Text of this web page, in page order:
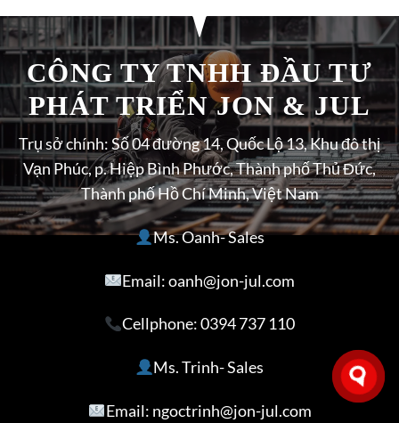
CÔNG TY TNHH ĐẦU TƯ
PHÁT TRIỂN JON & JUL
Trụ sở chính: Số 04 đường 14, Quốc Lộ 13, Khu đô thị
Vạn Phúc, p. Hiệp Bình Phước, Thành phố Thủ Đức,
Thành phố Hồ Chí Minh, Việt Nam
Ms. Oanh- Sales
Email: oanh@jon-jul.com
Cellphone:0394 737 110
Ms. Trinh- Sales
Email: ngoctrinh@jon-jul.com